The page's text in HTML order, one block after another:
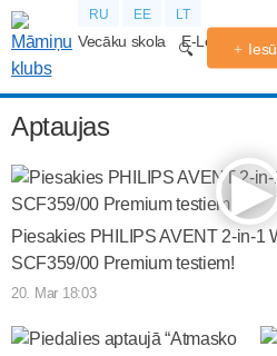
RU EE LT
Vecāku skola E-Lekcijas
Aptaujas
Piesakies PHILIPS AVENT 2-in-1
SCF359/00 Premium testiem!
20. Mar 18:03